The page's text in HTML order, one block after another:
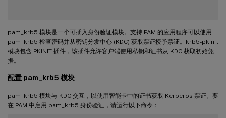
pam_krb5 模块是一个可插入身份验证模块。支持 PAM 的应用程序可以使用
pam_krb5 检查密码并从密钥分发中心 (KDC) 获取票证授予票证。krb5-pkinit
模块包含 PKINIT 插件，该插件允许客户端使用私钥和证书从 KDC 获取初始凭
据。
配置 pam_krb5 模块
pam_krb5 模块与 KDC 交互，以使用智能卡中的证书获取 Kerberos 票证。要
在 PAM 中启用 pam_krb5 身份验证，请运行以下命令：